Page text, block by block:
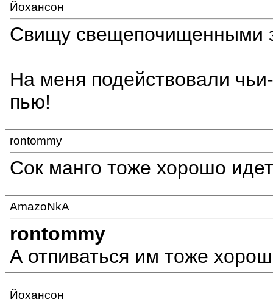
Йохансон
Свищу
На меня подействовали
пью!
rontommy
Сок манго тоже хорошо
AmazoNkA
rontommy
А отпиваться им тоже
Йохансон